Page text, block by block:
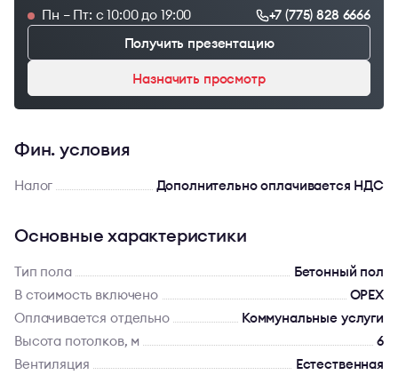
Пн – Пт: с 10:00 до 19:00
+7 (775) 828 6666
Получить презентацию
Назначить просмотр
Фин. условия
Налог Дополнительно оплачивается НДС
Основные характеристики
Тип пола
Бетонный пол
В стоимость включено
OPEX
Оплачивается отдельно
Коммунальные услуги
Высота потолков, м
6
Вентиляция
Естественная